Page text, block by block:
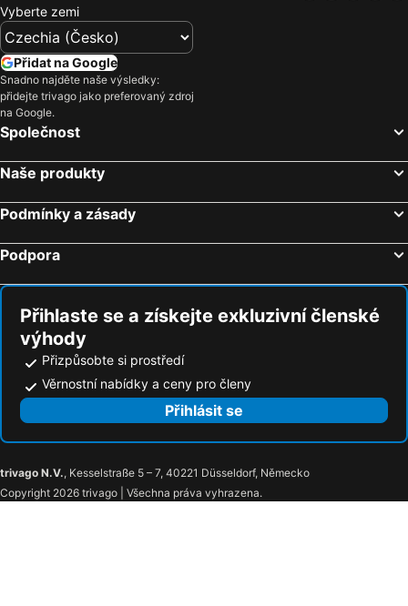
Hotely Slovinsko
Hotely Jeseníky
Hotely Korfu
Hotely Krkonoše
Hotely Jihočeský kraj
Hotely Rhodos
Hotely Kypr
Vyberte zemi
Přidat na Google
Snadno najděte naše výsledky:
přidejte trivago jako preferovaný zdroj
na Google.
Společnost
Naše produkty
Podmínky a zásady
Podpora
Přihlaste se a získejte exkluzivní členské
výhody
Přizpůsobte si prostředí
Věrnostní nabídky a ceny pro členy
Přihlásit se
trivago N.V., Kesselstraße 5 – 7, 40221 Düsseldorf, Německo
Copyright 2026 trivago | Všechna práva vyhrazena.